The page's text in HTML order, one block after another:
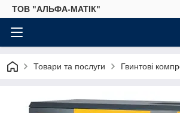
ТОВ "АЛЬФА-МАТІК"
Товари та послуги Гвинтові